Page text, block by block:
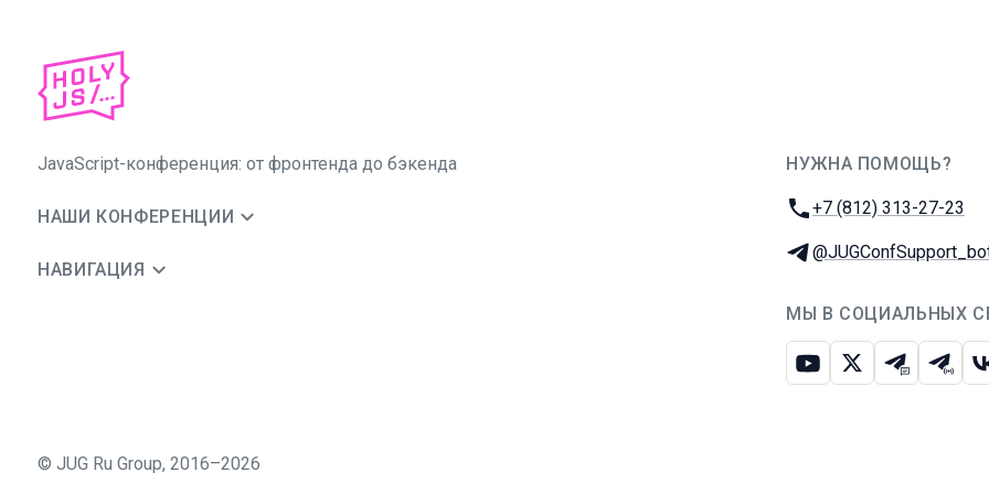
JavaScript-конференция: от фронтенда до бэкенда
НАШИ КОНФЕРЕНЦИИ
НАВИГАЦИЯ
НУЖНА ПОМОЩЬ?
Телефон:
+7 (812) 313-27-23
Телеграм:
МЫ В СОЦИАЛЬНЫХ
ЮтубИкс Телеграм-
© JUG Ru Group, 2016–2026